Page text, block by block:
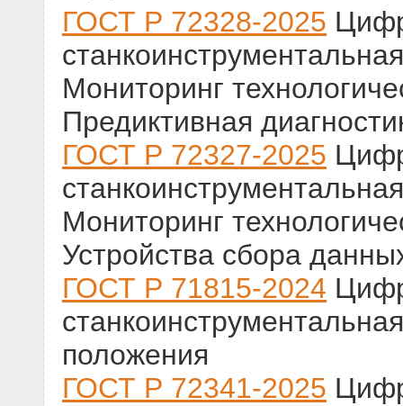
ГОСТ Р 72328-2025
Мониторинг
Предиктивная
ГОСТ Р 72327-2025
Мониторинг
Устройства сбора
ГОСТ Р 71815-2024
положения
ГОСТ Р 72341-2025